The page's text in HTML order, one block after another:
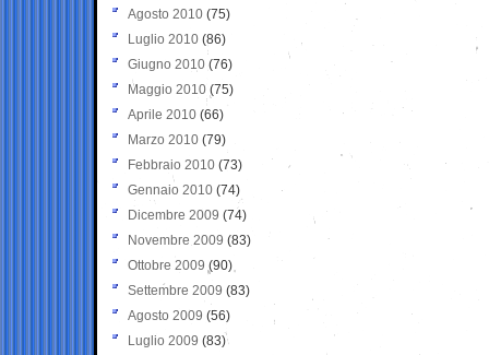
Agosto 2010 (75)
Luglio 2010 (86)
Giugno 2010 (76)
Maggio 2010 (75)
Aprile 2010 (66)
Marzo 2010 (79)
Febbraio 2010 (73)
Gennaio 2010 (74)
Dicembre 2009 (74)
Novembre 2009 (83)
Ottobre 2009 (90)
Settembre 2009 (83)
Agosto 2009 (56)
Luglio 2009 (83)